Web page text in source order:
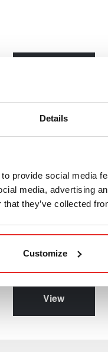
Details
provide social media
media, advertising
they’ve collected
Customize
products are no
View